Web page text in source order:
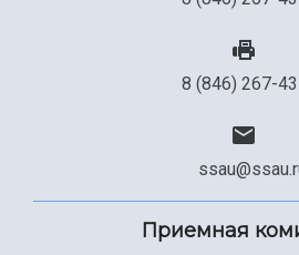
8 (846) 267-
Приемная